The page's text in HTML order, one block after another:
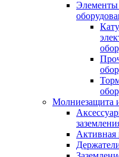
Элементы
Молниезащита
Активная